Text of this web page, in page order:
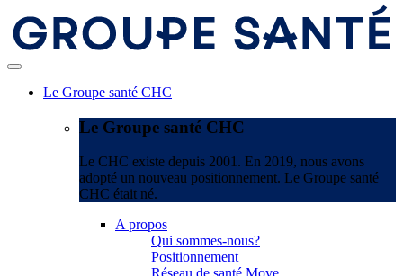
Le Groupe santé CHC
Le Groupe santé CHC
Le CHC existe depuis 2001. En 2019, nous avons
adopté un nouveau positionnement. Le Groupe santé
CHC était né.
A propos
Qui sommes-nous?
Positionnement